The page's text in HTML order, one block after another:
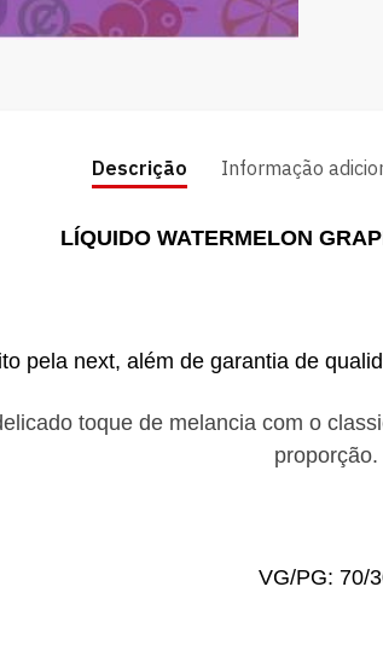
Descrição Informação
LÍQUIDO WATERMELON
pela next, além de garantia de
toque de melancia com o
proporção.
VG/PG: 70/